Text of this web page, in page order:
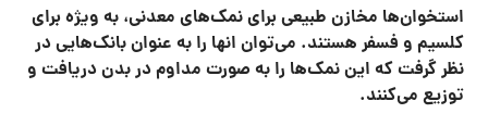
استخوان‌ها مخازن طبیعی برای نمک‌های معدنی، به ویژه برای
کلسیم و فسفر هستند. می‌توان انها را به عنوان بانک‌هایی در
نظر گرفت که این نمک‌ها را به صورت مداوم در بدن دریافت و
توزیع می‌کنند.